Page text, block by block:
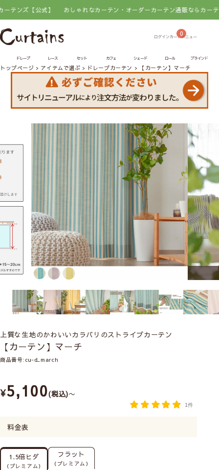
【公式】 おしゃれなカーテン・オーダーカーテン通販ならカーテンズ【公
0
ドレープ レース セット カフェ シェード ロール ブラインド
トップページ アイテムで選ぶ ドレープカーテン 【カーテン】マーチ
上質な生地のかわいいカラバリのストライプカーテン
【カーテン】マーチ
商品番号 cu-d_march
¥5,100 税込 〜
1件
料金表
1.5倍ヒダ
（プレミアム）
フラット
（プレミアム）